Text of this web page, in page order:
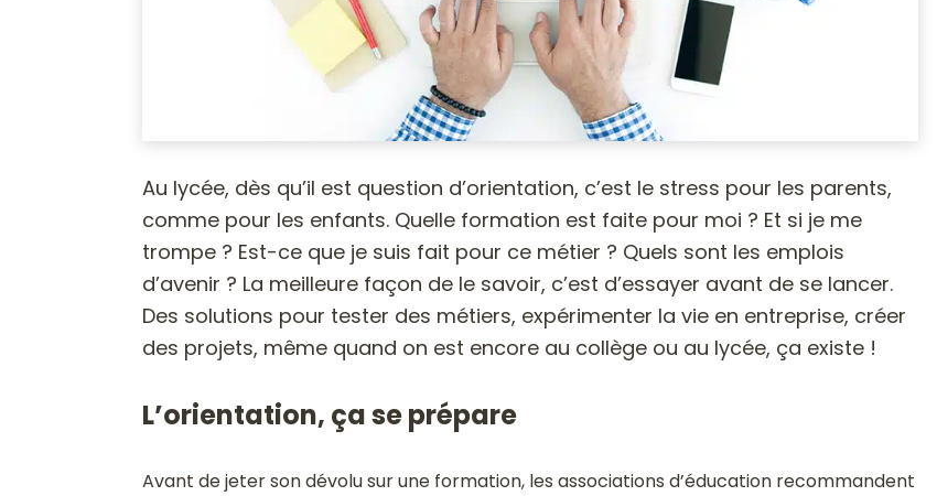
Au lycée, dès qu’il est question d’orientation, c’est le stress pour les parents,
comme pour les enfants. Quelle formation est faite pour moi ? Et si je me
trompe ? Est-ce que je suis fait pour ce métier ? Quels sont les emplois
d’avenir ? La meilleure façon de le savoir, c’est d’essayer avant de se lancer.
Des solutions pour tester des métiers, expérimenter la vie en entreprise, créer
des projets, même quand on est encore au collège ou au lycée, ça existe !
L’orientation, ça se prépare
Avant de jeter son dévolu sur une formation, les associations d’éducation recommandent